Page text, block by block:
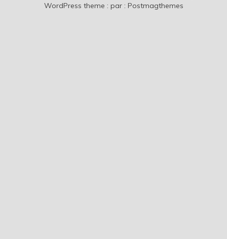
WordPress theme : par : Postmagthemes